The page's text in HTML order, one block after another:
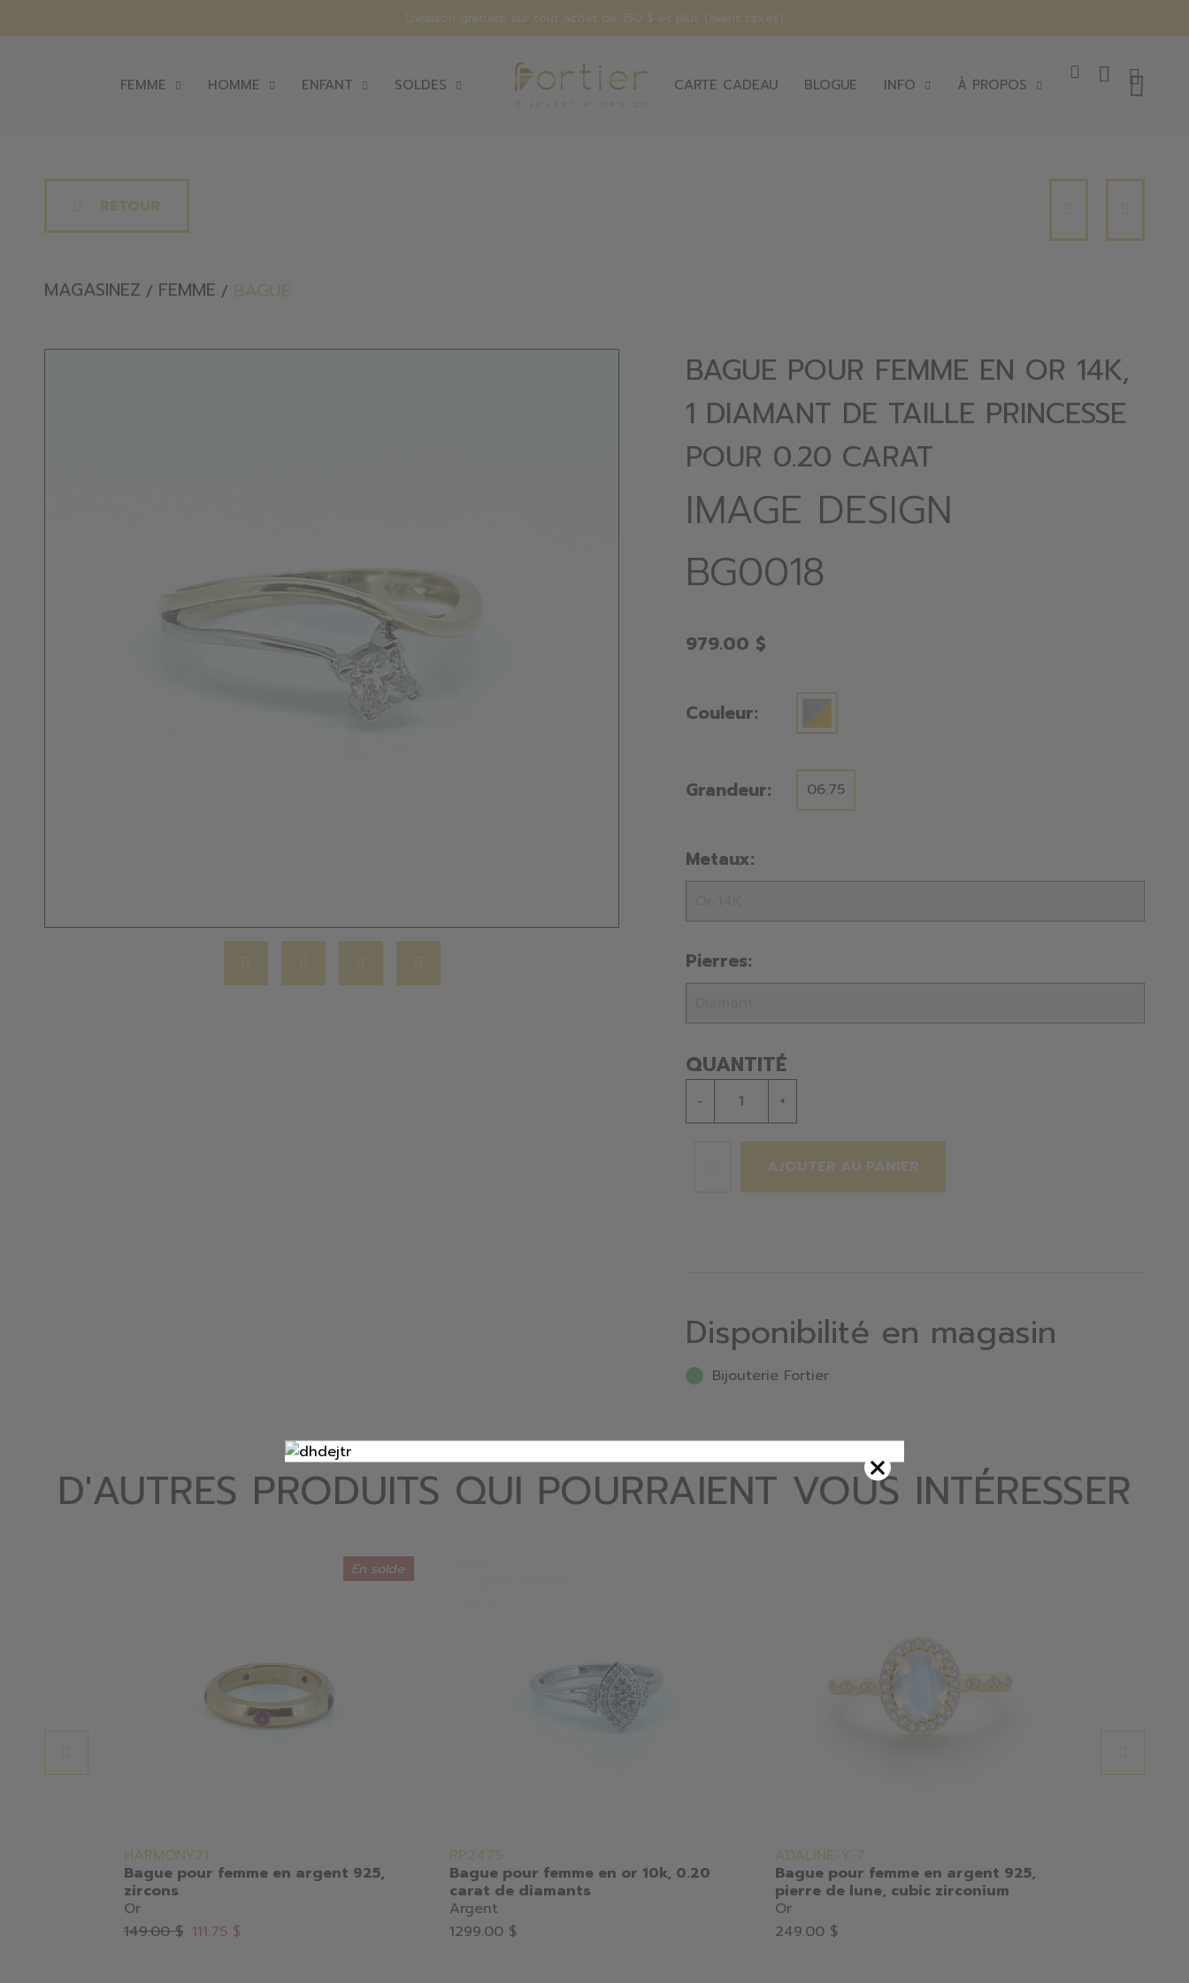
Livraison gratuite sur tout achat de 150 $ et plus (avant taxes)
FEMME HOMME ENFANT SOLDES CARTE CADEAU BLOGUE INFO À PROPOS
RETOUR
MAGASINEZ FEMME BAGUE
BAGUE POUR FEMME EN OR 14K,
1 DIAMANT DE TAILLE PRINCESSE
POUR 0.20 CARAT
IMAGE DESIGN
BG0018
979.00 $
Couleur:
Grandeur: 06.75
Metaux:
Pierres:
QUANTITÉ
- +
AJOUTER AU PANIER
Disponibilité en magasin
Bijouterie Fortier
D'AUTRES PRODUITS QUI POURRAIENT VOUS INTÉRESSER
En solde
HARMONY21
Bague pour femme en argent 925,
zircons
Or
149.00 $ 111.75 $
RP2475
Bague pour femme en or 10k, 0.20
carat de diamants
Argent
1299.00 $
ADALINE-Y-7
Bague pour femme en argent 925,
pierre de lune, cubic zirconium
Or
249.00 $